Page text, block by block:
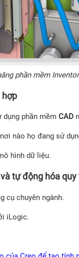
phần mềm Inventor
hợp
phần mềm CAD
nào họ đang sử
hình dữ liệu.
tự động hóa quy
cụ chuyên ngành.
iLogic.